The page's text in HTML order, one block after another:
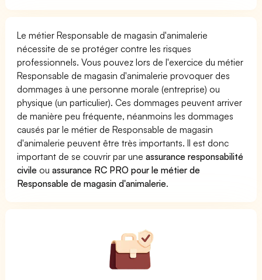
Le métier Responsable de magasin d'animalerie
nécessite de se protéger contre les risques
professionnels. Vous pouvez lors de l'exercice du métier
Responsable de magasin d'animalerie provoquer des
dommages à une personne morale (entreprise) ou
physique (un particulier). Ces dommages peuvent arriver
de manière peu fréquente, néanmoins les dommages
causés par le métier de Responsable de magasin
d'animalerie peuvent être très importants. Il est donc
important de se couvrir par uneassurance responsabilité
civile ouassurance RC PRO pour le métier de
Responsable de magasin d'animalerie.